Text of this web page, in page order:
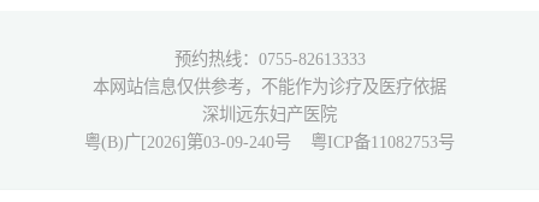
预约热线：0755-82613333
本网站信息仅供参考，不能作为诊疗及医疗依据
深圳远东妇产医院
粤(B)广[2026]第03-09-240号
粤ICP备11082753号